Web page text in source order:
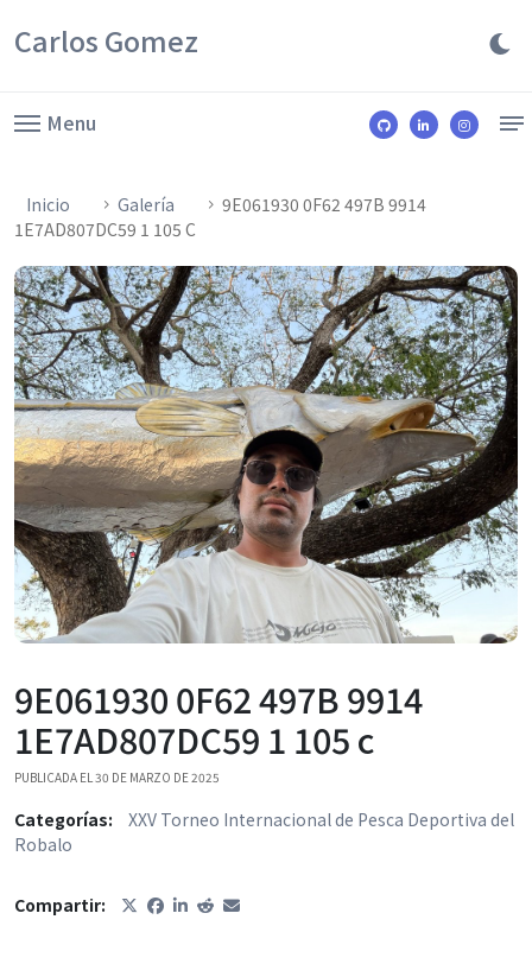
Carlos Gomez
Menu
Inicio Galería
9E061930 0F62 497B 9914
1E7AD807DC59 1 105 C
9E061930 0F62 497B 9914
1E7AD807DC59 1 105 c
PUBLICADA EL 30 DE MARZO DE 2025
Categorías:
XXV Torneo Internacional de Pesca Deportiva del
Robalo
Compartir: